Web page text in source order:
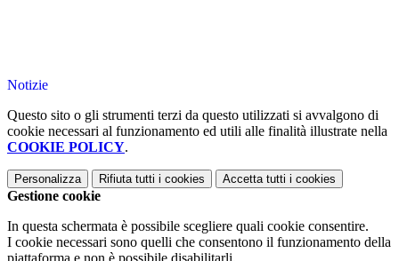
Notizie
Questo sito o gli strumenti terzi da questo utilizzati si avvalgono di
cookie necessari al funzionamento ed utili alle finalità illustrate nella
COOKIE POLICY.
Personalizza Rifiuta tutti i cookies Accetta tutti i cookies
Gestione cookie
In questa schermata è possibile scegliere quali cookie consentire.
I cookie necessari sono quelli che consentono il funzionamento della